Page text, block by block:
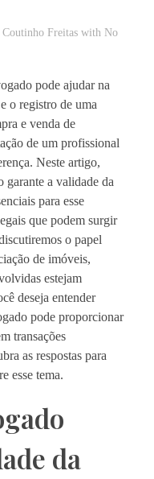
Freitas with No
pode ajudar na
o registro de uma
e venda de
de um profissional
Neste artigo,
garante a validade da
para esse
que podem surgir
o papel
de imóveis,
estejam
deseja entender
pode proporcionar
transações
as respostas para
esse tema.
da